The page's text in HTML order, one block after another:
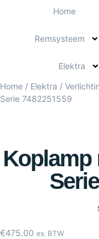
Home
Remsysteem
Elektra
Home / Elektra /
Serie 7482251559
Koplamp
€475.00 ex. BTW